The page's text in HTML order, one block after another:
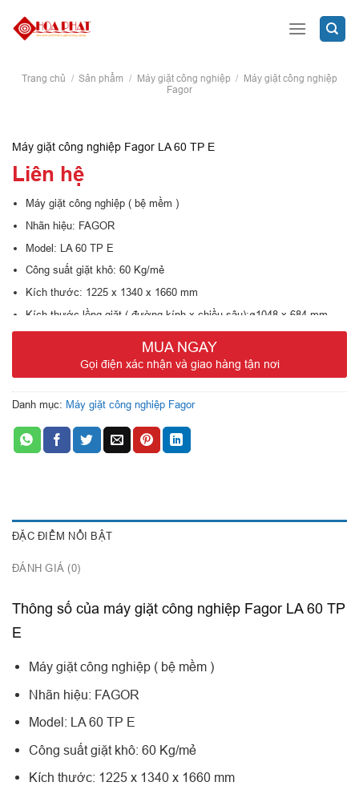
Trang chủ / Sản phẩm / Máy giặt công nghiệp / Máy giặt công nghiệp
Fagor
Máy giặt công nghiệp Fagor LA 60 TP E
Liên hệ
Máy giặt công nghiệp ( bệ mềm )
Nhãn hiệu: FAGOR
Model: LA 60 TP E
Công suất giặt khô: 60 Kg/mẻ
Kích thước: 1225 x 1340 x 1660 mm
Kích thước lồng giặt ( đường kính x chiều sâu):ø1048 x 684 mm
Tốc độ giặt: 38 vòng/phút
Tốc độ vắt: 760 vòng/phút
Lực vắt: 350 G
Công suất motor: 11 Kw
Trọng lượng: 1400 Kg
Màn hình cảm ứng thông minh hiển thị thông
Máy có thể cho phép thay đổi mức nước, tốc độ giặt vắt, nhiệt độ
theo yêu cầu thực tế
Sản xuất và nhập nguyên chiếc từ Tây Ban Nha
MUA NGAY
Gọi điện xác nhận và giao hàng tận nơi
Danh mục: Máy giặt công nghiệp Fagor
ĐẶC ĐIỂM NỔI BẬT
ĐÁNH GIÁ (0)
Thông số của máy giặt công nghiệp Fagor LA 60 TP
E
Máy giặt công nghiệp ( bệ mềm )
Nhãn hiệu: FAGOR
Model: LA 60 TP E
Công suất giặt khô: 60 Kg/mẻ
Kích thước: 1225 x 1340 x 1660 mm